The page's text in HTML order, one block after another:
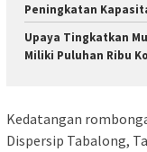
Peningkatan
Upaya Tingkatkan
Miliki Puluhan Ribu
Kedatangan
Dispersip Tabalong,